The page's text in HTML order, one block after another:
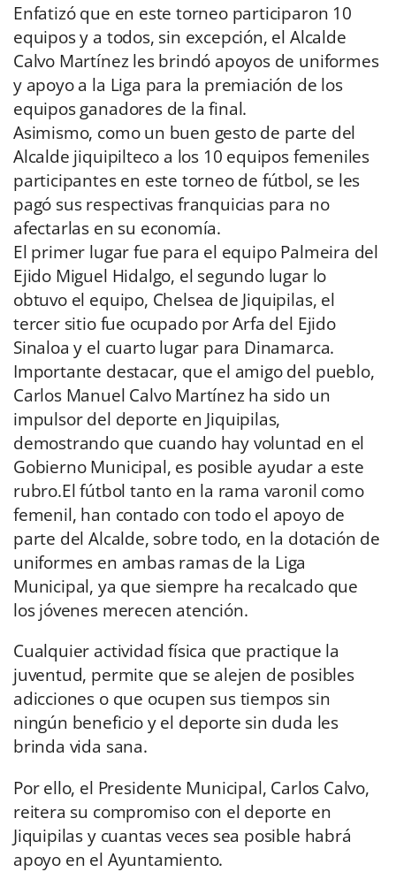
Enfatizó que en este torneo participaron 10
equipos y a todos, sin excepción, el Alcalde
Calvo Martínez les brindó apoyos de uniformes
y apoyo a la Liga para la premiación de los
equipos ganadores de la final.
Asimismo, como un buen gesto de parte del
Alcalde jiquipilteco a los 10 equipos femeniles
participantes en este torneo de fútbol, se les
pagó sus respectivas franquicias para no
afectarlas en su economía.
El primer lugar fue para el equipo Palmeira del
Ejido Miguel Hidalgo, el segundo lugar lo
obtuvo el equipo, Chelsea de Jiquipilas, el
tercer sitio fue ocupado por Arfa del Ejido
Sinaloa y el cuarto lugar para Dinamarca.
Importante destacar, que el amigo del pueblo,
Carlos Manuel Calvo Martínez ha sido un
impulsor del deporte en Jiquipilas,
demostrando que cuando hay voluntad en el
Gobierno Municipal, es posible ayudar a este
rubro.El fútbol tanto en la rama varonil como
femenil, han contado con todo el apoyo de
parte del Alcalde, sobre todo, en la dotación de
uniformes en ambas ramas de la Liga
Municipal, ya que siempre ha recalcado que
los jóvenes merecen atención.
Cualquier actividad física que practique la
juventud, permite que se alejen de posibles
adicciones o que ocupen sus tiempos sin
ningún beneficio y el deporte sin duda les
brinda vida sana.
Por ello, el Presidente Municipal, Carlos Calvo,
reitera su compromiso con el deporte en
Jiquipilas y cuantas veces sea posible habrá
apoyo en el Ayuntamiento.